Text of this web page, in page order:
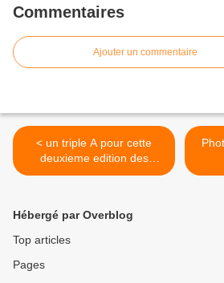
Commentaires
Ajouter un commentaire
< un triple A pour cette
deuxieme edition des
foulées de Chantonnay
Hébergé par Overblog
Top articles
Pages